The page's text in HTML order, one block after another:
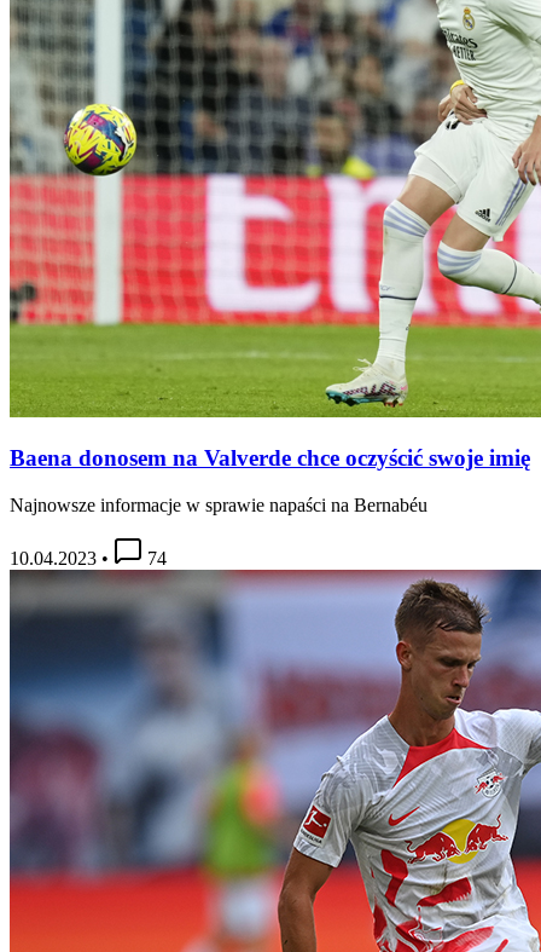
Baena donosem na Valverde chce oczyścić swoje imię
Najnowsze informacje w sprawie napaści na Bernabéu
10.04.2023 • 74